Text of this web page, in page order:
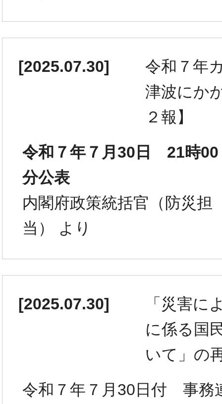
[2025.07.30]
令和７年
津波にか
２報】
令和７年７月30日 21時00
分公表
内閣府政策統括官（防災担
当） より
[2025.07.30]
「災害に
に係る国
いて」の
令和７年７月30日付 事務